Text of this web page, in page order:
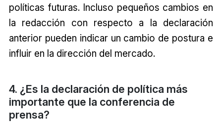
políticas futuras. Incluso pequeños cambios en
la redacción con respecto a la declaración
anterior pueden indicar un cambio de postura e
influir en la dirección del mercado.
4. ¿Es la declaración de política más
importante que la conferencia de
prensa?